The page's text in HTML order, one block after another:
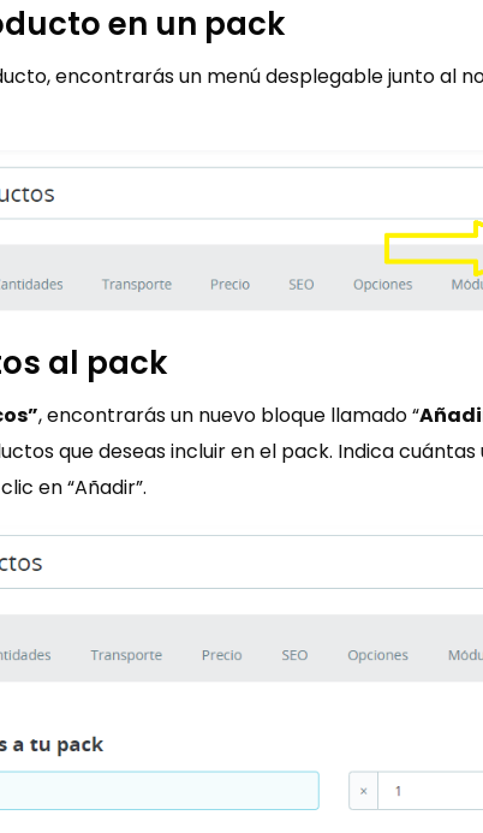
en un pack
encontrarás un menú desplegable junto al
al pack
, encontrarás un nuevo bloque llamado “
que deseas incluir en el pack. Indica
en “Añadir”​.